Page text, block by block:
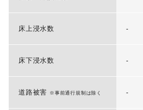
床上浸水数 -
床下浸水数 -
道路被害 ※事前通行規制は除く -